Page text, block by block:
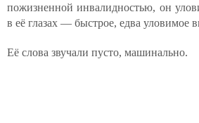
пожизненной инвалидностью, он
в её глазах — быстрое, едва уловимое
Её слова звучали пусто, машинально.